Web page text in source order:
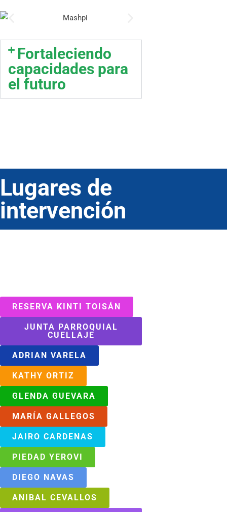
Fortaleciendo
capacidades para
el futuro
Lugares de
intervención
RESERVA KINTI TOISÁN
JUNTA PARROQUIAL
CUELLAJE
ADRIAN VARELA
KATHY ORTIZ
GLENDA GUEVARA
MARÍA GALLEGOS
JAIRO CARDENAS
PIEDAD YEROVI
DIEGO NAVAS
ANIBAL CEVALLOS